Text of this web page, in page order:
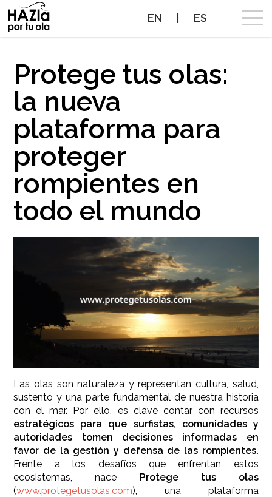
CAMPAÑA
OLAS A PROTEGER
OLAS PROTEGIDAS
NOTICIAS
PROTEGE TUS OLAS
EN ES
Protege tus olas:
la nueva
plataforma para
proteger
rompientes en
todo el mundo
Las olas son naturaleza y representan cultura, salud,
sustento y una parte fundamental de nuestra historia
con el mar. Por ello, es clave contar con recursos
estratégicos para que surfistas, comunidades y
autoridades tomen decisiones informadas en
favor de la gestión y defensa de las rompientes.
Frente a los desafíos que enfrentan estos
ecosistemas, nace Protege tus olas
(www.protegetusolas.com), una plataforma